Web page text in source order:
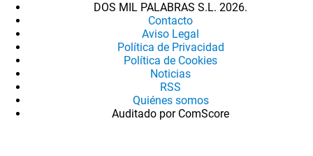
DOS MIL PALABRAS S.L. 2026.
Contacto
Aviso Legal
Política de Privacidad
Política de Cookies
Noticias
RSS
Quiénes somos
Auditado por ComScore